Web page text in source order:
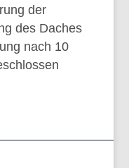
der
des Daches
nach 10